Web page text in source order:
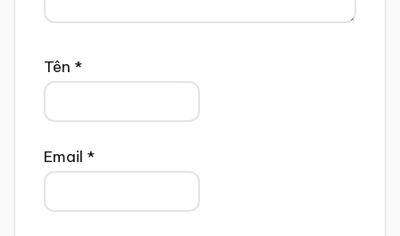
Tên *
Email *